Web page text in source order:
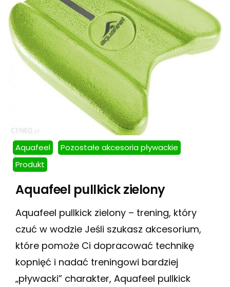
Aquafeel
Pozostałe akcesoria pływackie
Produkt
Aquafeel pullkick zielony
Aquafeel pullkick zielony – trening, który
czuć w wodzie Jeśli szukasz akcesorium,
które pomoże Ci dopracować technikę
kopnięć i nadać treningowi bardziej
„pływacki” charakter, Aquafeel pullkick